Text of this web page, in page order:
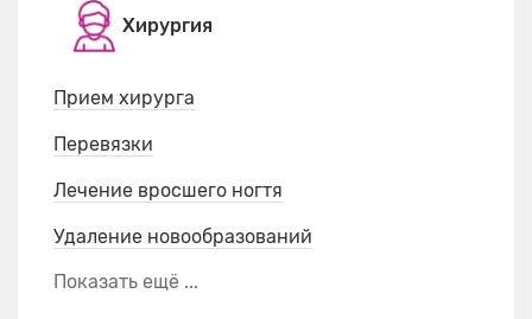
Хирургия
Прием хирурга
Перевязки
Лечение вросшего ногтя
Удаление новообразований
Показать ещё ...